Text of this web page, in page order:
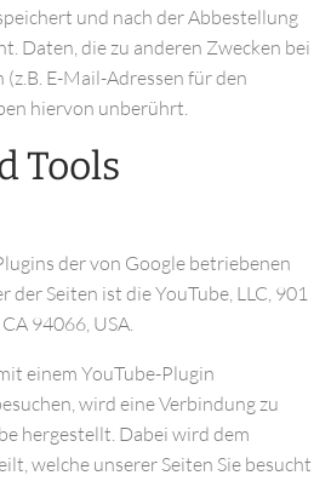
und nach der Abbestellung
Daten, die zu anderen Zwecken bei
E-Mail-Adressen für den
hiervon unberührt.
Tools
der von Google betriebenen
der Seiten ist die YouTube, LLC, 901
94066, USA.
einem YouTube-Plugin
wird eine Verbindung zu
hergestellt. Dabei wird dem
welche unserer Seiten Sie besucht